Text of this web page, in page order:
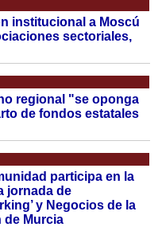
institucional a Moscú
sectoriales,
regional "se oponga
de fondos estatales
participa en la
jornada de
y Negocios de la
de Murcia